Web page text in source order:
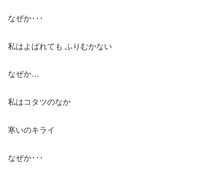
なぜか･･･
私はよばれても ふりむかない
なぜか…
私はコタツのなか
寒いのキライ
なぜか･･･